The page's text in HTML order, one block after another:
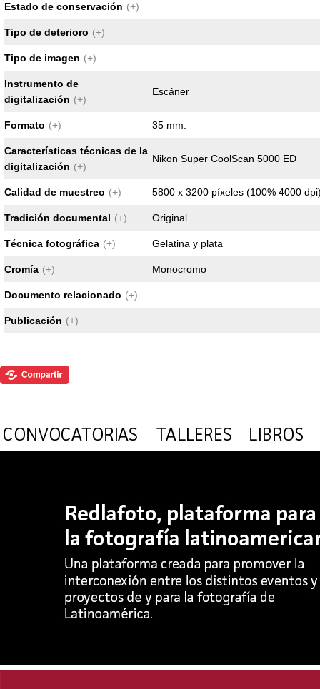
Estado de conservación (+)
Tipo de deterioro (+)
Tipo de imagen (+)
Instrumento de
digitalización (+)
Escáner
Formato (+) 35 mm.
Características técnicas de la
digitalización (+)
Nikon Super CoolScan 5000 ED
Calidad de muestreo (+) 5800 x 3200 píxeles (100% 4000
Tradición documental (+) Original
Técnica fotográfica (+) Gelatina y plata
Cromía (+) Monocromo
Documento relacionado (+)
Publicación (+)